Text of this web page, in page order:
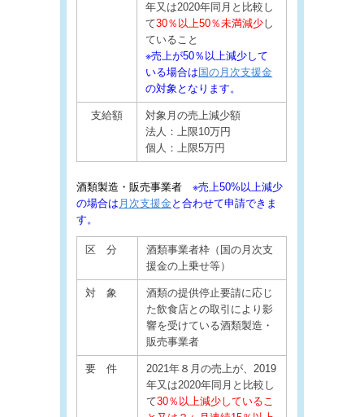
年又は2020年同月と比較し
て30％以上50％未満減少し
ていること
※売上が50％以上減少して
いる場合は 国の月次支援金
の対象となります。
支給額
対象月の売上減少額
法人：上限10万円
個人：上限5万円
酒類製造・販売事業者※売上50%以上減少
の場合は 月次支援金 と合わせて申請できま
す。
区 分
酒類事業者枠（国の月次支
援金の上乗せ等）
対 象
酒類の提供停止要請に応じ
た飲食店との取引により影
響を受けている酒類製造・
販売事業者
要 件
2021年８月の売上が、2019
年又は2020年同月と比較し
て30％以上減少しているこ